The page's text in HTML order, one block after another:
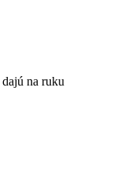
na ruku